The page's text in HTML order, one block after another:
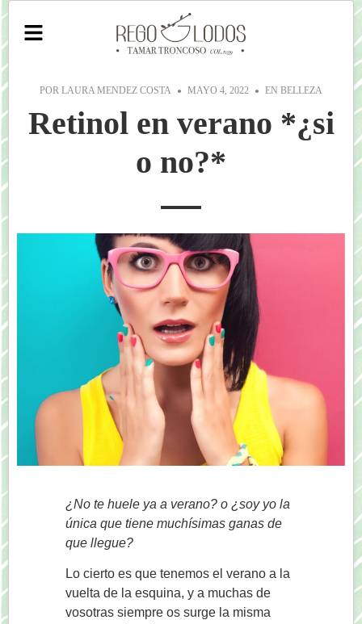
POR LAURA MENDEZ COSTA MAYO 4, 2022 EN BELLEZA
Retinol en verano *¿si
o no?*
¿No te huele ya a verano? o ¿soy yo la
única que tiene muchísimas ganas de
que llegue?
Lo cierto es que tenemos el verano a la
vuelta de la esquina, y a muchas de
vosotras siempre os surge la misma